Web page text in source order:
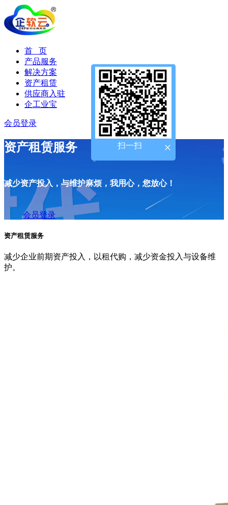
首 页
产品服务
解决方案
资产租赁
供应商入驻
企工业宝
会员登录
资产租赁服务
减少资产投入，与维护麻烦，我用心，您放心！
会员登录
资产租赁服务
减少企业前期资产投入，以租代购，减少资金投入与设备维
护。
4009-218-245
×
扫一扫 ×